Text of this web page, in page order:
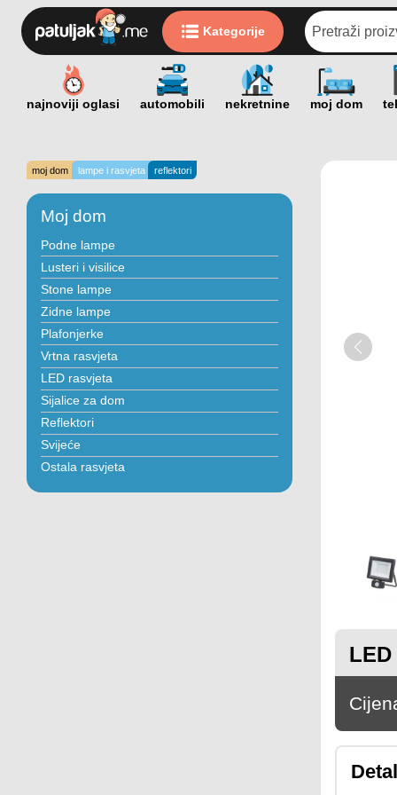
Kategorije
moj dom lampe i rasvjeta reflektori
Moj dom
Podne lampe
Lusteri i visilice
Stone lampe
Zidne lampe
Plafonjerke
Vrtna rasvjeta
LED rasvjeta
Sijalice za dom
Reflektori
Svijeće
Ostala rasvjeta